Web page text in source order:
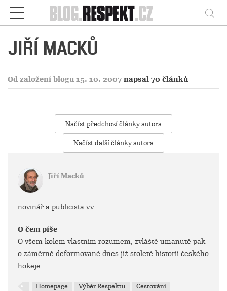
Respekt
JIŘÍ MACKŮ
Od založení blogu 15. 10. 2007 napsal 70 článků
Načíst předchozí články autora
Načíst další články autora
Jiří Macků
novinář a publicista v.v.
O čem píše
O všem kolem vlastním rozumem, zvláště umanutě pak
o záměrně deformované dnes již stoleté historii českého
hokeje.
Homepage Výběr Respektu
Cestování